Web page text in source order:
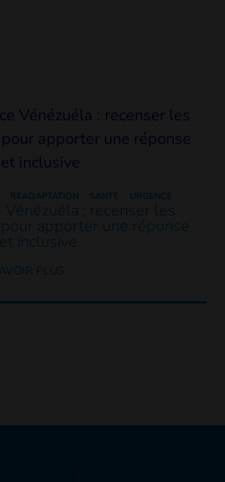
RÉADAPTATION SANTÉ URGENCE
Vénézuéla : recenser les
apporter une réponse
inclusive
PLUS